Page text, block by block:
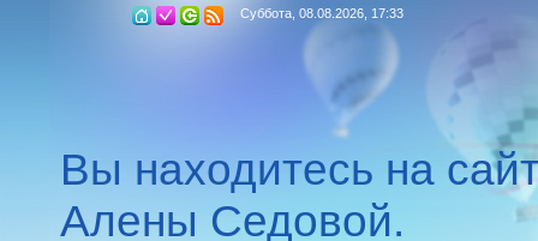
Суббота, 08.08.2026, 17:33
Вы находитесь на
Алены Седовой.